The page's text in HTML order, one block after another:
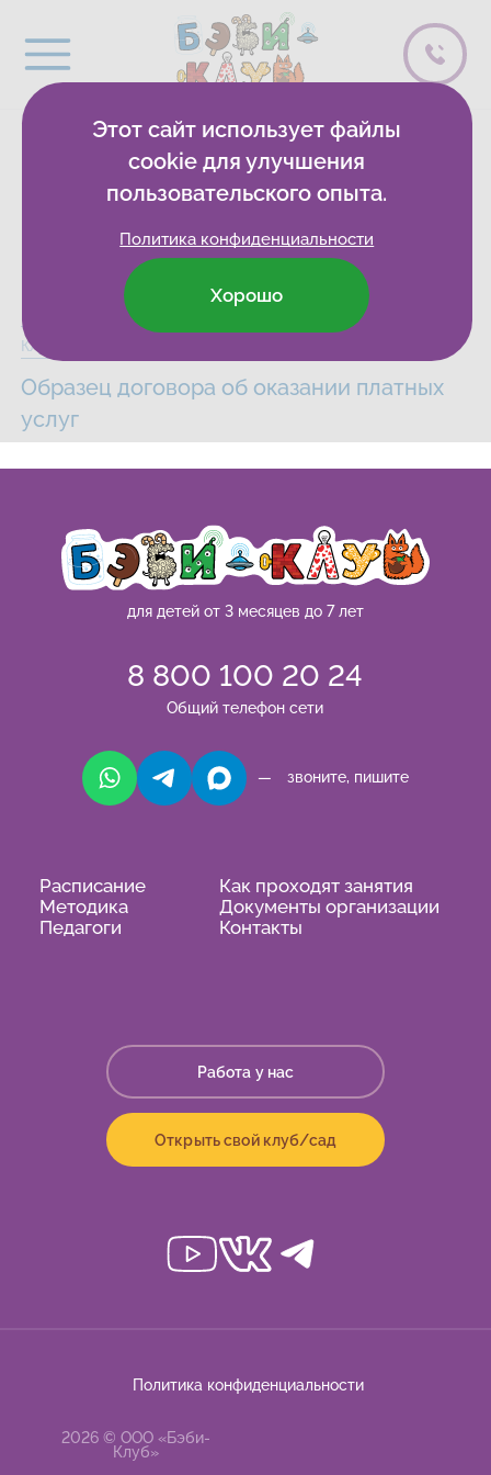
Документы
организации
Развивающие клубы
Клуб на Яхромской
Образец договора об оказании платных
услуг
для детей от 3 месяцев до 7 лет
8 800 100 20 24
Общий телефон сети
— звоните, пишите
Расписание
Методика
Педагоги
Как проходят занятия
Документы организации
Контакты
Работа у нас
Открыть свой клуб/сад
2026 © ООО «Бэби-
Клуб»
Политика конфиденциальности
Этот сайт использует файлы
cookie для улучшения
пользовательского опыта.
Политика конфиденциальности
Хорошо